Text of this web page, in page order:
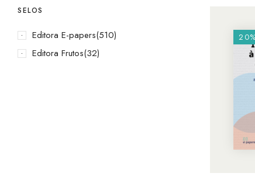
SELOS
Editora E-papers(510)
Editora Frutos(32)
20%